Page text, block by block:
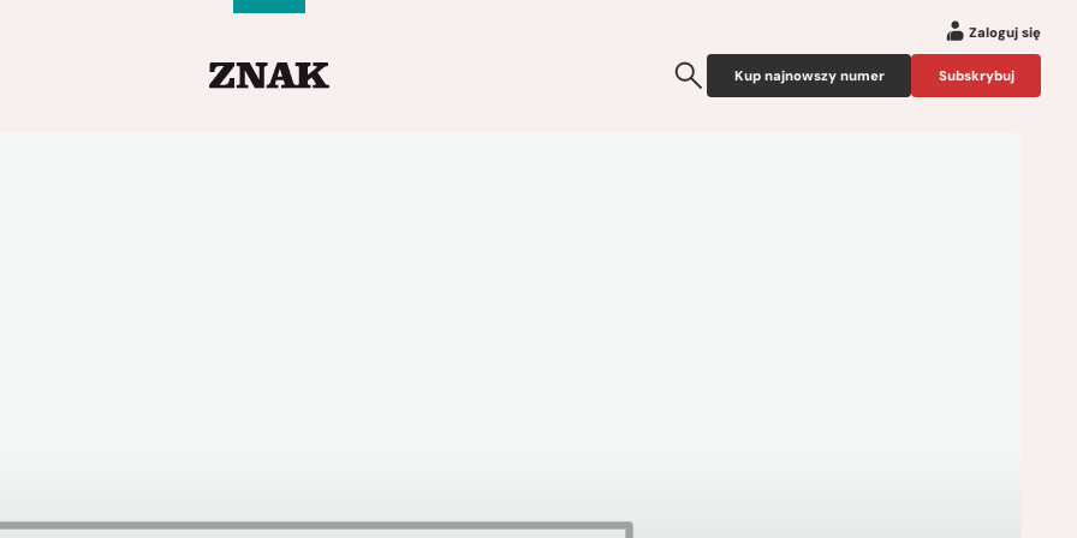
Zaloguj się
Kup najnowszy numer Subskrybuj